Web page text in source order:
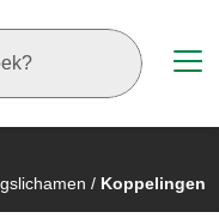
/ Koppelingen